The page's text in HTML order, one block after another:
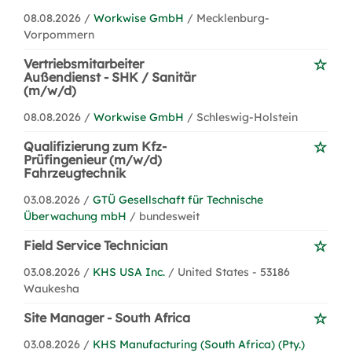
08.08.2026 / Workwise GmbH / Mecklenburg-
Vorpommern
Vertriebsmitarbeiter
Außendienst - SHK / Sanitär
(m/w/d)
08.08.2026 / Workwise GmbH / Schleswig-Holstein
Qualifizierung zum Kfz-
Prüfingenieur (m/w/d)
Fahrzeugtechnik
03.08.2026 / GTÜ Gesellschaft für Technische
Überwachung mbH / bundesweit
Field Service Technician
03.08.2026 / KHS USA Inc. / United States - 53186
Waukesha
Site Manager - South Africa
03.08.2026 / KHS Manufacturing (South Africa) (Pty.)